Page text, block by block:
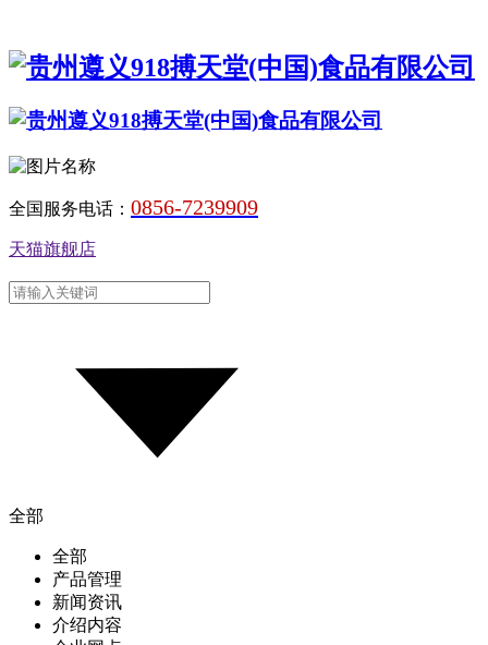
全国服务电话： 0856-7239909
天猫旗舰店
全部
全部
产品管理
新闻资讯
介绍内容